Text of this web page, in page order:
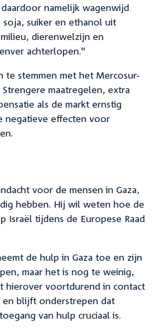
namelijk wagenwijd
suiker en ethanol uit
dierenwelzijn en
achterlopen."
te stemmen met het Mercosur-
maatregelen, extra
als de markt ernstig
negatieve effecten voor
voor de mensen in Gaza,
hebben. Hij wil weten hoe de
Israël tijdens de Europese Raad
de hulp in Gaza toe en zijn
maar het is nog te weinig,
hierover voortdurend in contact
en blijft onderstrepen dat
van hulp cruciaal is.